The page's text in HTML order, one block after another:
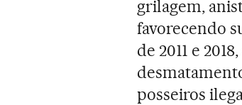
grilagem,
favorecendo
de 2011 e
posseiros